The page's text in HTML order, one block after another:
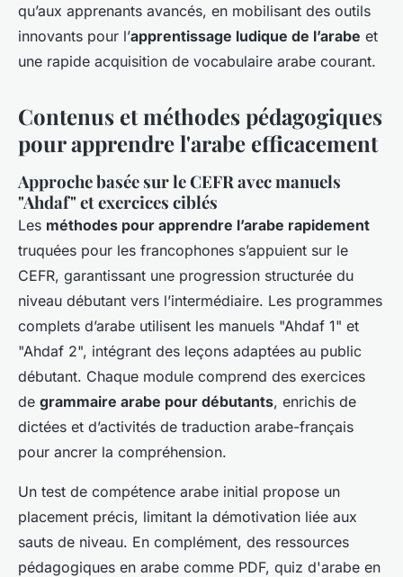
qu’aux apprenants avancés, en mobilisant des outils
innovants pour l’apprentissage ludique de l’arabe et
une rapide acquisition de vocabulaire arabe courant.
Contenus et méthodes pédagogiques
pour apprendre l'arabe efficacement
Approche basée sur le CEFR avec manuels
"Ahdaf" et exercices ciblés
Les méthodes pour apprendre l’arabe rapidement
truquées pour les francophones s’appuient sur le
CEFR, garantissant une progression structurée du
niveau débutant vers l’intermédiaire. Les programmes
complets d’arabe utilisent les manuels "Ahdaf 1" et
"Ahdaf 2", intégrant des leçons adaptées au public
débutant. Chaque module comprend des exercices
de grammaire arabe pour débutants, enrichis de
dictées et d’activités de traduction arabe-français
pour ancrer la compréhension.
Un test de compétence arabe initial propose un
placement précis, limitant la démotivation liée aux
sauts de niveau. En complément, des ressources
pédagogiques en arabe comme PDF, quiz d'arabe en